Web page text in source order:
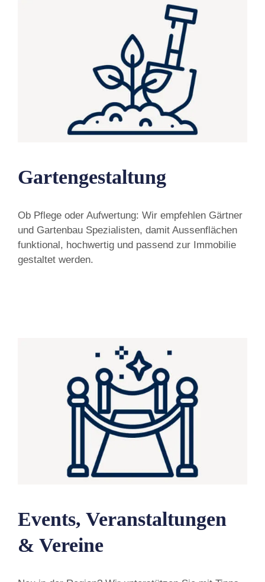
Gartengestaltung
Ob Pflege oder Aufwertung: Wir empfehlen Gärtner
und Gartenbau Spezialisten, damit Aussenflächen
funktional, hochwertig und passend zur Immobilie
gestaltet werden.
Events, Veranstaltungen
& Vereine